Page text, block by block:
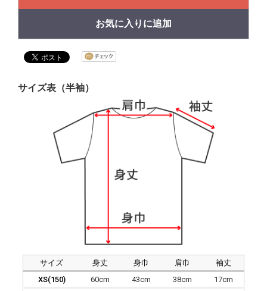
お気に入りに追加
サイズ表（半袖）
サイズ 身丈 身巾 肩巾
袖丈
XS(150)
60cm 43cm 38cm
17cm